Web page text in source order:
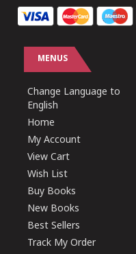
MENUS
Change Language to
English
Home
My Account
View Cart
Wish List
Buy Books
New Books
Best Sellers
Track My Order